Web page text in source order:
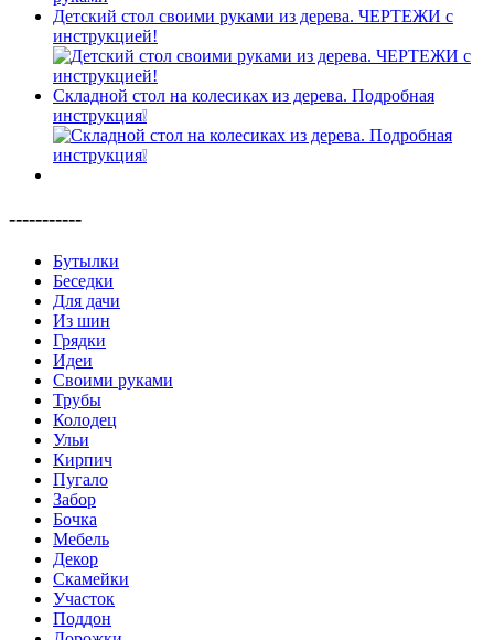
Детский стол своими руками из дерева. ЧЕРТЕЖИ с
инструкцией!
Складной стол на колесиках из дерева. Подробная
инструкция❕
-----------
Бутылки
Беседки
Для дачи
Из шин
Грядки
Идеи
Своими руками
Трубы
Колодец
Ульи
Кирпич
Пугало
Забор
Бочка
Мебель
Декор
Скамейки
Участок
Поддон